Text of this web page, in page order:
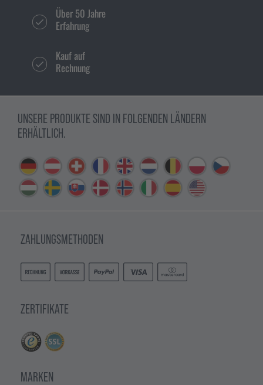
Über 50 Jahre
Erfahrung
Kauf auf
Rechnung
UNSERE PRODUKTE SIND IN FOLGENDEN LÄNDERN
ERHÄLTLICH.
ZAHLUNGSMETHODEN
ZERTIFIKATE
MARKEN